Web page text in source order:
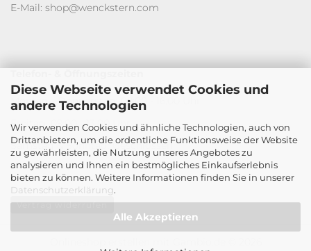
Diese Webseite verwendet Cookies und
andere Technologien
Wir verwenden Cookies und ähnliche Technologien, auch von
Drittanbietern, um die ordentliche Funktionsweise der Website
zu gewährleisten, die Nutzung unseres Angebotes zu
analysieren und Ihnen ein bestmögliches Einkaufserlebnis
bieten zu können. Weitere Informationen finden Sie in unserer
Datenschutzerklärung.
Alle Akzeptieren
E-Mail: shop@wenckstern.com
Montag - Donnerstag: 09:00 - 16:00 Uhr
Freitag: 09:00 - 13:00 Uhr
Samstag & Sonntag: Geschlossen
Vertrag widerrufen